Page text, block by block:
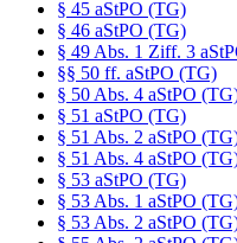
§ 45 aStPO (TG)
§ 46 aStPO (TG)
§ 49 Abs. 1 Ziff. 3
§§ 50 ff. aStPO (TG)
§ 50 Abs. 4 aStPO
§ 51 aStPO (TG)
§ 51 Abs. 2 aStPO
§ 51 Abs. 4 aStPO
§ 53 aStPO (TG)
§ 53 Abs. 1 aStPO
§ 53 Abs. 2 aStPO